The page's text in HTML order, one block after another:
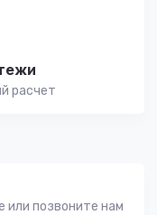
расчет
или позвоните нам